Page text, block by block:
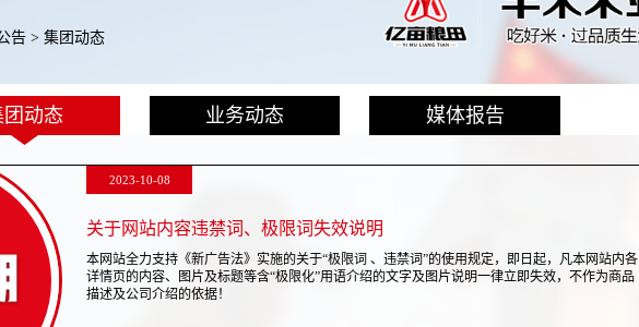
告 > 集团动态
团动态 业务动态 媒体报告
2023-10-08
关于网站内容违禁词、极限词失效说明
本网站全力支持《新广告法》实施的关于“极限词 、违禁词”的使用规定，即日起，凡本网站内各
详情页的内容、图片及标题等含“极限化”用语介绍的文字及图片说明一律立即失效，不作为商品
描述及公司介绍的依据！